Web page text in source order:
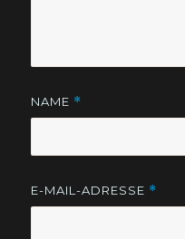
NAME *
E-MAIL-ADRESSE *